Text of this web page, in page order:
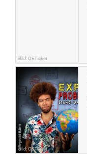
Bild: OETicket
Bild: OETicket